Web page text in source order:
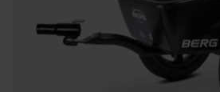
vervoert of je skelter als een kleine
gebruikt, met de BERG skelter
elke rit een nieuw avontuur!